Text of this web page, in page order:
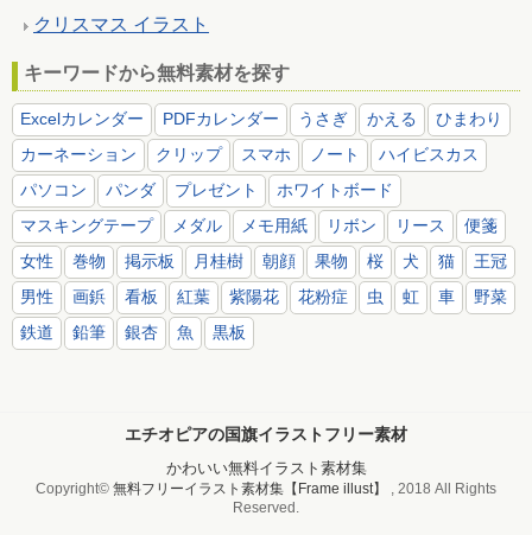
クリスマス イラスト
キーワードから無料素材を探す
Excelカレンダー PDFカレンダー うさぎ かえる
ひまわり
カーネーション
クリップ スマホ ノート
ハイビスカス
パソコン
パンダ プレゼント
ホワイトボード
マスキングテープ
メダル メモ用紙 リボン リース
便箋
女性
巻物 掲示板 月桂樹 朝顔 果物 桜 犬 猫
王冠
男性
画鋲 看板 紅葉 紫陽花 花粉症 虫 虹 車
野菜
鉄道
鉛筆 銀杏 魚 黒板
エチオピアの国旗イラストフリー素材
かわいい無料イラスト素材集
Copyright© 無料フリーイラスト素材集【Frame illust】
, 2018 All Rights
Reserved.